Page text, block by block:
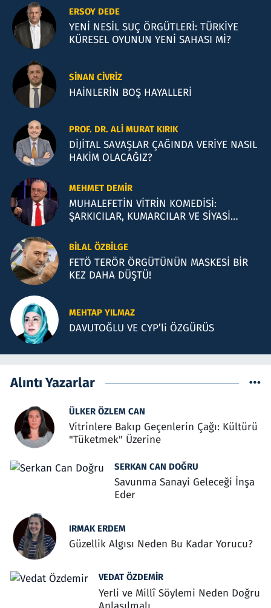
ERSOY DEDE
YENİ NESİL SUÇ ÖRGÜTLERİ: TÜRKİYE
KÜRESEL OYUNUN YENİ SAHASI Mİ?
SINAN CIVRIZ
HAİNLERİN BOŞ HAYALLERİ
PROF. DR. ALI MURAT KIRIK
DİJİTAL SAVAŞLAR ÇAĞINDA VERİYE NASIL
HAKİM OLACAĞIZ?
MEHMET DEMIR
MUHALEFETİN VİTRİN KOMEDİSİ:
ŞARKICILAR, KUMARCILAR VE SİYASİ
BILAL ÖZBILGE
FETÖ TERÖR ÖRGÜTÜNÜN MASKESİ BİR
KEZ DAHA DÜŞTÜ!
MEHTAP YILMAZ
DAVUTOĞLU VE CYP’li ÖZGÜRÜS
Alıntı Yazarlar
ÜLKER ÖZLEM CAN
Vitrinlere Bakıp Geçenlerin Çağı: Kültürü
"Tüketmek" Üzerine
SERKAN CAN DOĞRU
Savunma Sanayi Geleceği İnşa
Eder
IRMAK ERDEM
Güzellik Algısı Neden Bu Kadar Yorucu?
VEDAT ÖZDEMIR
Yerli ve Millî Söylemi Neden Doğru